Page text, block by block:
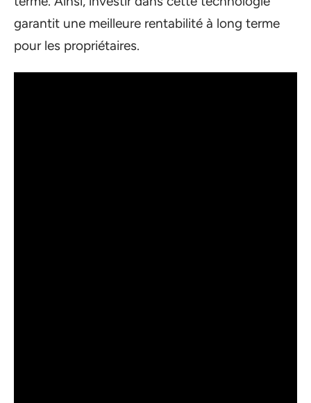
garantit une meilleure rentabilité à long terme
pour les propriétaires.